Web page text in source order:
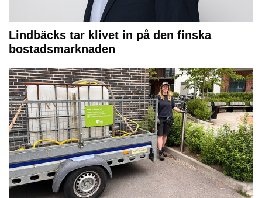
Lindbäcks tar klivet in på den finska
bostadsmarknaden